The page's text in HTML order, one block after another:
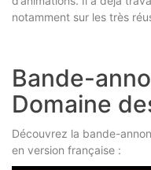
notamment sur les très
Bande-
Domaine
Découvrez la bande-
en version française :